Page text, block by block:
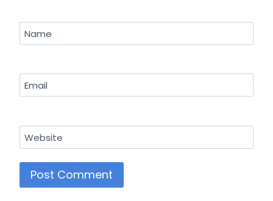
Name
Email
Website